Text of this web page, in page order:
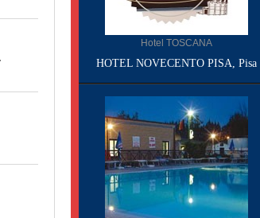
Hotel TOSCANA
HOTEL NOVECENTO PISA, Pisa